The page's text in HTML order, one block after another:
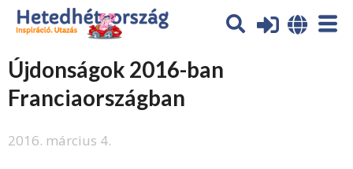
Újdonságok 2016-ban
Franciaországban
2016. március 4.